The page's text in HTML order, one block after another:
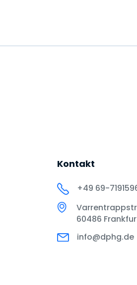
Kontakt
+49 69-
60486
info@dphg.de